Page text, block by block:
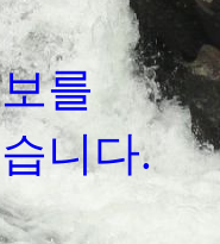
를
니다.